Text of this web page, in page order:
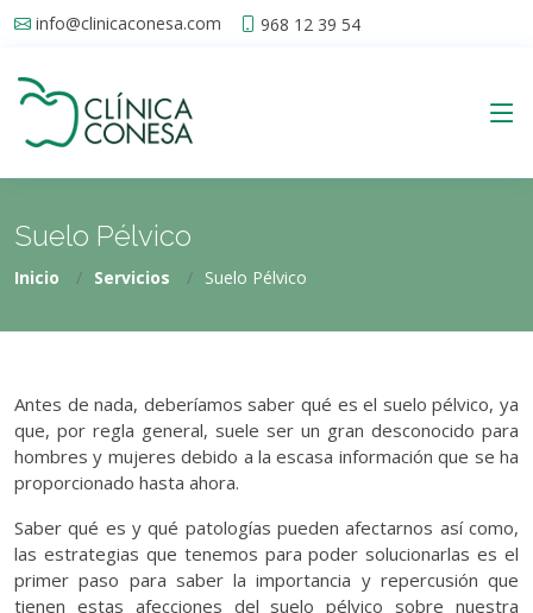
info@clinicaconesa.com 968 12 39 54
Suelo Pélvico
Inicio Servicios Suelo Pélvico
Antes de nada, deberíamos saber qué es el suelo pélvico, ya
que, por regla general, suele ser un gran desconocido para
hombres y mujeres debido a la escasa información que se ha
proporcionado hasta ahora.
Saber qué es y qué patologías pueden afectarnos así como,
las estrategias que tenemos para poder solucionarlas es el
primer paso para saber la importancia y repercusión que
tienen estas afecciones del suelo pélvico sobre nuestra